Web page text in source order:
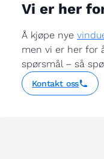
Vi er her
Å kjøpe nye
men vi er her for
spørsmål – så
Kontakt oss